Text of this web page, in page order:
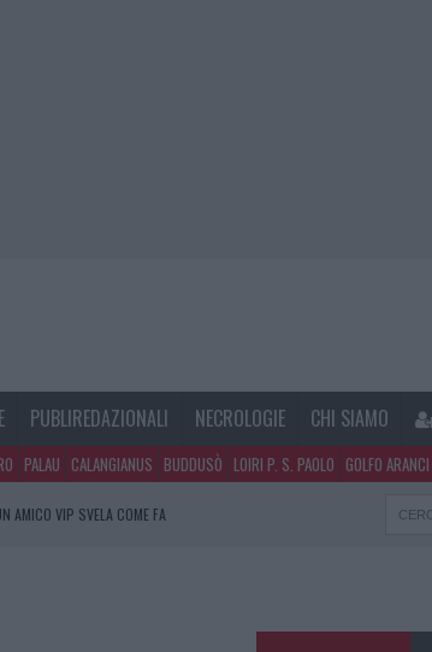
PUBLIREDAZIONALI NECROLOGIE CHI SIAMO
PALAU CALANGIANUS BUDDUSÒ LOIRI P. S. PAOLO GOLFO ARANCI
AMICO VIP SVELA COME FA